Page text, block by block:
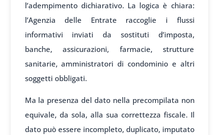
l’adempimento dichiarativo. La logica è chiara:
l’Agenzia delle Entrate raccoglie i flussi
informativi inviati da sostituti d’imposta,
banche, assicurazioni, farmacie, strutture
sanitarie, amministratori di condominio e altri
soggetti obbligati.
Ma la presenza del dato nella precompilata non
equivale, da sola, alla sua correttezza fiscale. Il
dato può essere incompleto, duplicato, imputato